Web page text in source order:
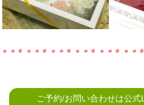
ご予約/お問い合わせは公